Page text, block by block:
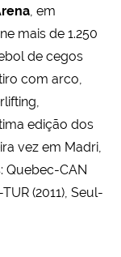
, em
mais de 1.250
de cegos
com arco,
edição dos
vez em Madri,
Quebec-CAN
(2011), Seul-